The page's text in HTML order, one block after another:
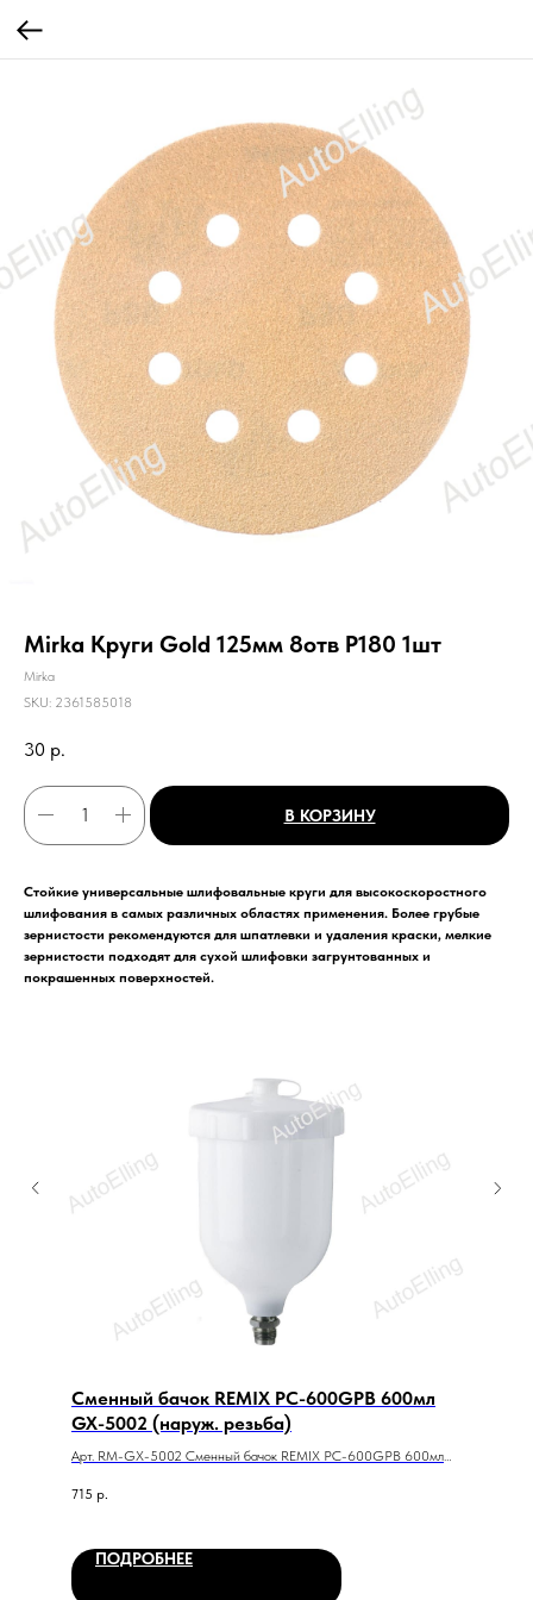
Mirka Круги Gold 125мм 8отв Р180 1шт
Mirka
SKU: 2361585018
30 р.
В КОРЗИНУ
Стойкие универсальные шлифовальные круги для высокоскоростного
шлифования в самых различных областях применения. Более грубые
зернистости рекомендуются для шпатлевки и удаления краски, мелкие
зернистости подходят для сухой шлифовки загрунтованных и
покрашенных поверхностей.
Сменный бачок REMIX PC-600GPB 600мл
GX-5002 (наруж. резьба)
Арт. RM-GX-5002 Сменный бачок REMIX PC-600GPB 600мл
715 р.
ПОДРОБНЕЕ